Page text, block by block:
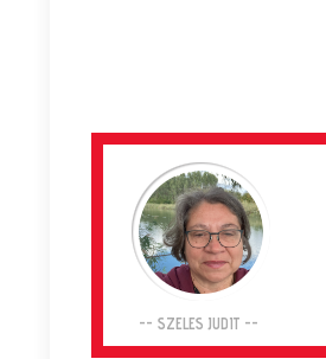
-- SZELES JUDIT --